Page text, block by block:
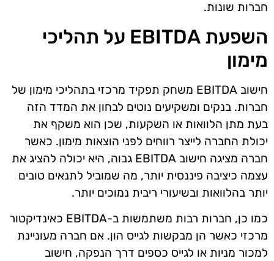
חברות שונות.
השפעת EBITDA על תהליכי
מימון
חישוב EBITDA משחק תפקיד מרכזי בתהליכי מימון של
חברות. בנקים ומשקיעים נוטים לבחון את המדד הזה
בעת מתן הלוואות או השקעות, שכן הוא משקף את
יכולת החברה לייצר רווחים לפני הוצאות מימון. כאשר
חברה מציגה חישוב EBITDA גבוה, היא יכולה להציג את
עצמה כיציבה פיננסית יותר, מה שמוביל לתנאים טובים
יותר בהלוואות ובשיעורי ריבית נמוכים יותר.
כמו כן, חברות רבות משתמשות ב-EBITDA כאינדיקטור
מרכזי כאשר הן מבקשות לגייס הון. אם חברה מעוניינת
למכור מניות או לגייס כספים דרך הנפקה, חישוב